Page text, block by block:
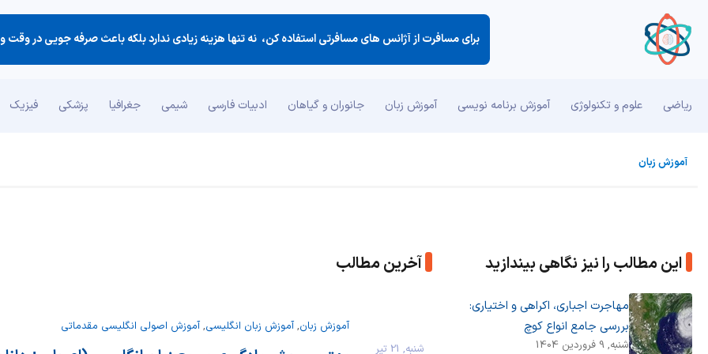
ریاضی علوم و تکنولوژی آموزش برنامه نویسی آموزش زبان جانوران و گیاهان ادبیات فارسی شیمی جغرافیا پزشکی فیزیک
آموزش زبان
این مطالب را نیز نگاهی بیندازید
مهاجرت اجباری، اکراهی و اختیاری:
بررسی جامع انواع کوچ
شنبه, 9 فروردین 1404
آخرین مطالب
شنبه, 21 تیر
آموزش زبان,آموزش زبان انگلیسی,آموزش اصولی انگلیسی مقدماتی